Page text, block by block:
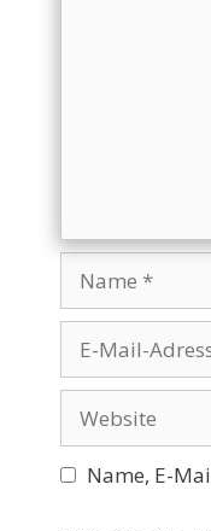
Name
Website
Name, E-